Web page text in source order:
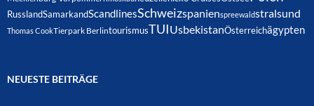
RusslandSamarkandScandlinesSchweizspanienspreewaldstralsund
Thomas CookTierpark BerlintourismusTUIUsbekistanÖsterreichägypten
NEUESTE BEITRÄGE